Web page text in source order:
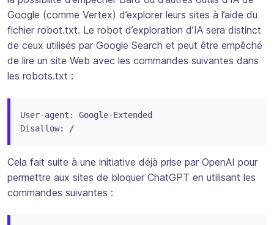
Google (comme Vertex) d’explorer leurs sites à l’aide du
fichier robot.txt. Le robot d’exploration d’IA sera distinct
de ceux utilisés par Google Search et peut être empêché
de lire un site Web avec les commandes suivantes dans
les robots.txt :
User-agent: Google-Extended
Disallow: /
Cela fait suite à une initiative déjà prise par OpenAI pour
permettre aux sites de bloquer ChatGPT en utilisant les
commandes suivantes :